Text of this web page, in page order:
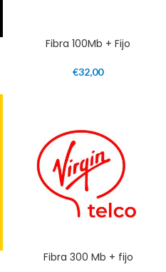
Fibra 100Mb + Fijo
€32,00
Fibra 300 Mb + fijo